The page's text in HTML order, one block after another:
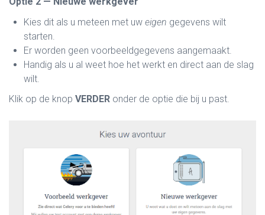
Kies dit als u meteen met uw eigen gegevens wilt
starten.
Er worden geen voorbeeldgegevens aangemaakt.
Handig als u al weet hoe het werkt en direct aan de slag
wilt.
Klik op de knop VERDER onder de optie die bij u past.